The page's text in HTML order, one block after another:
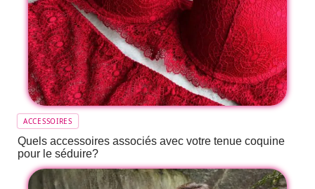
ACCESSOIRES
Quels accessoires associés avec votre tenue coquine
pour le séduire?